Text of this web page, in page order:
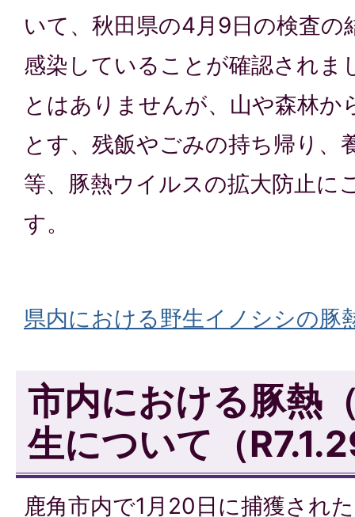
いて、秋田県の4月9日の検査の
感染していることが確認されま
とはありませんが、山や森林か
とす、残飯やごみの持ち帰り、
等、豚熱ウイルスの拡大防止に
す。
県内における野生イノシシの豚
市内における豚熱
生について（
鹿角市内で1月20日に捕獲され